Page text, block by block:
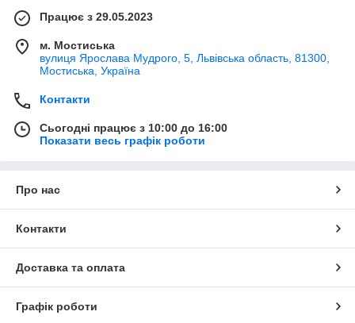
Працює з 29.05.2023
м. Мостиська
вулиця Ярослава Мудрого, 5, Львівська область, 81300,
Мостиська, Україна
Контакти
Сьогодні працює з 10:00 до 16:00
Показати весь графік роботи
Про нас
Контакти
Доставка та оплата
Графік роботи